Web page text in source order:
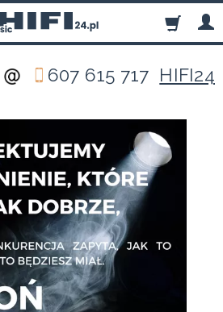
607 615 717 HIFI24